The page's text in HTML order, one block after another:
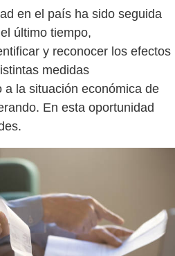
en el país ha sido seguida
último tiempo,
y reconocer los efectos
medidas
a la situación económica de
En esta oportunidad